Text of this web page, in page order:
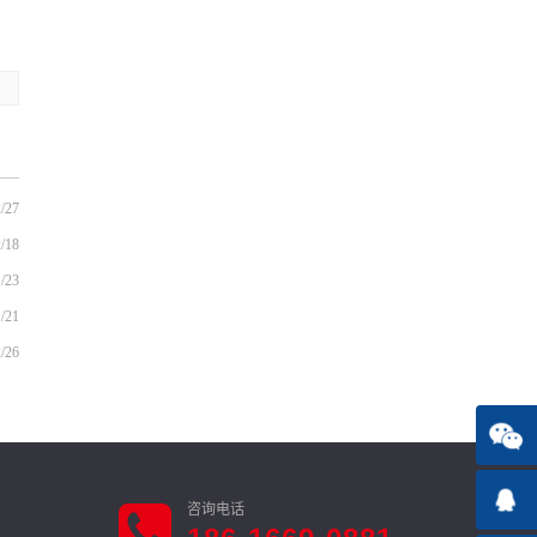
27
18
23
21
26